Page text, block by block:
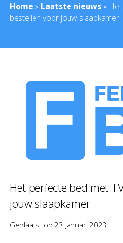
Home » Laatste nieuws »
bestellen voor jouw slaapkamer
Het perfecte bed met
jouw slaapkamer
Geplaatst op 23 januari 2023